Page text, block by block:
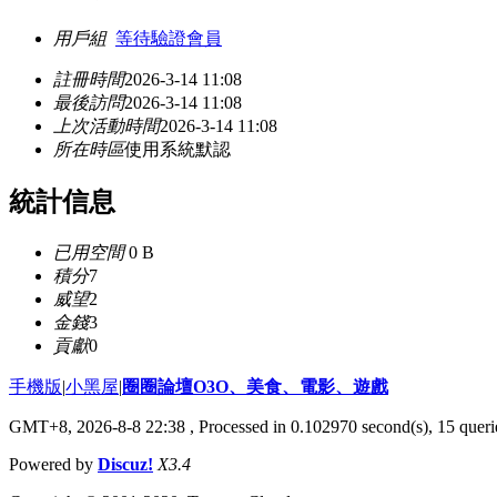
用戶組 等待驗證會員
註冊時間2026-3-14 11:08
最後訪問2026-3-14 11:08
上次活動時間2026-3-14 11:08
所在時區使用系統默認
統計信息
已用空間0 B
積分7
威望2
金錢3
貢獻0
手機版|小黑屋|圈圈論壇O3O、美食、電影、遊戲
GMT+8, 2026-8-8 22:38 , Processed in 0.102970 second(s), 15
Powered by Discuz! X3.4